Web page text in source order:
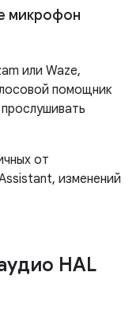
микрофон
или Waze,
помощник
от
изменений
HAL